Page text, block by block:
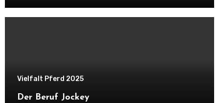
Vielfalt Pferd 2025
Der Beruf Jockey